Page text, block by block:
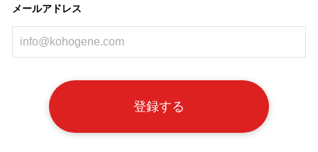
メールアドレス